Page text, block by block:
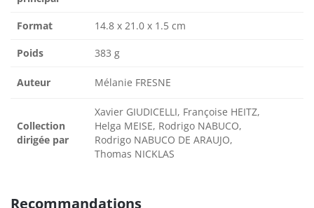
Format 14.8 x 21.0 x 1.5 cm
Poids 383 g
Auteur Mélanie FRESNE
Collection
dirigée par
Xavier GIUDICELLI, Françoise HEITZ,
Helga MEISE, Rodrigo NABUCO,
Rodrigo NABUCO DE ARAUJO,
Thomas NICKLAS
Recommandations